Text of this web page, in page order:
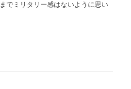
でミリタリー感はないように思い